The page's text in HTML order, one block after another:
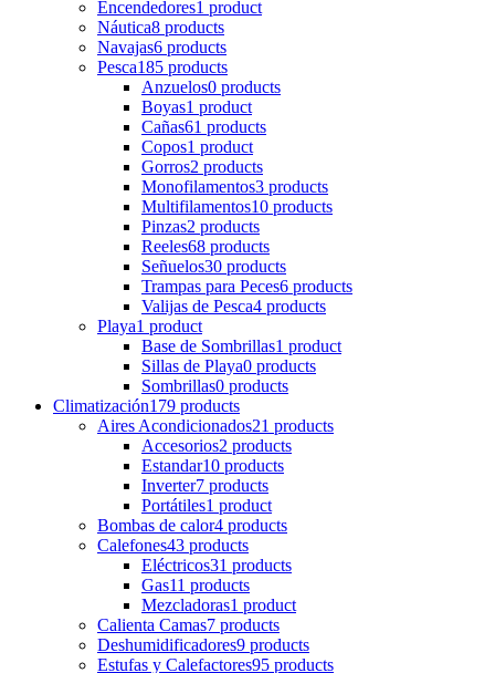
Encendedores1 product
Náutica8 products
Navajas6 products
Pesca185 products
Anzuelos0 products
Boyas1 product
Cañas61 products
Copos1 product
Gorros2 products
Monofilamentos3 products
Multifilamentos10 products
Pinzas2 products
Reeles68 products
Señuelos30 products
Trampas para Peces6 products
Valijas de Pesca4 products
Playa1 product
Base de Sombrillas1 product
Sillas de Playa0 products
Sombrillas0 products
Climatización179 products
Aires Acondicionados21 products
Accesorios2 products
Estandar10 products
Inverter7 products
Portátiles1 product
Bombas de calor4 products
Calefones43 products
Eléctricos31 products
Gas11 products
Mezcladoras1 product
Calienta Camas7 products
Deshumidificadores9 products
Estufas y Calefactores95 products